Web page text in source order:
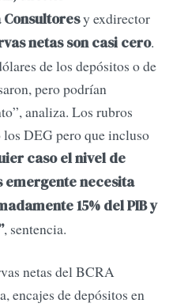
y exdirector
netas son casi cero.
de los depósitos o de
pero podrían
analiza. Los rubros
DEG pero que incluso
caso el nivel de
emergente necesita
15% del PIB y
, sentencia.
netas del BCRA
encajes de depósitos en